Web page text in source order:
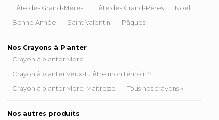
Fête des Grand-Mères
Fête des Grand-Pères
Noël
Bonne Année
Saint Valentin Pâques
Nos Crayons à Planter
Crayon à planter Merci
Crayon à planter Veux-tu être mon témoin ?
Crayon à planter Merci Maîtresse
Tous nos crayons »
Nos autres produits